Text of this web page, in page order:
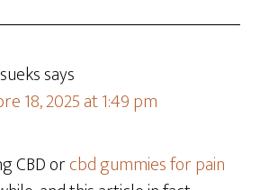
says
18, 2025 at 1:49 pm
CBD orcbd gummies for pain